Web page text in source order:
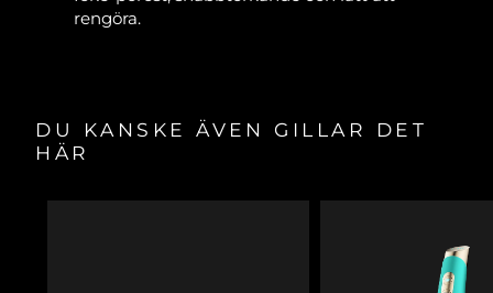
rengöra.
DU KANSKE ÄVEN GILLAR DET
HÄR